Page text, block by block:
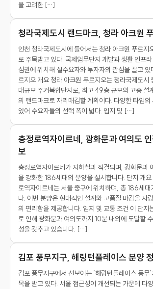
을 고려한 […]
청라국제도시 랜드마크, 청라 아크원
인천 청라국제도시에 들어서는 청라 아크원 푸르지
로 주목받고 있다. 국제업무단지 개발과 생활 인프
심권에 위치해 실수요자와 투자자의 관심을 끌고 있
르지오 개요 청라 아크원 푸르지오는 청라국제도시
대규모 주거복합단지로, 최고 49층 규모의 고층 설
의 랜드마크로 자리매김할 계획이다. 다양한 타입의
있어 수요자들의 선택 폭이 넓다. 입지 및 […]
충정로역자이르네, 광화문과 여의도
보
충정로역자이르네가 지하철과 직결되며, 광화문과
을 강화한 186세대의 분양을 실시합니다. 단지 개
로역자이르네는 서울 중구에 위치하며, 총 186세대
다. 이번 분양은 현대적인 설계와 고품질 마감을 자
의 편리함을 제공합니다. 입지 및 교통 조건 이 단지
로 인해 광화문과 여의도까지 10분 내외에 도달할
성을 갖추고 있습니다. […]
김포 풍무지구, 해링턴플레이스 분양
김포 풍무지구에서 선보이는 ‘해링턴플레이스 풍무
목을 받고 있다. 서울 접근성이 개선되는 가운데 다